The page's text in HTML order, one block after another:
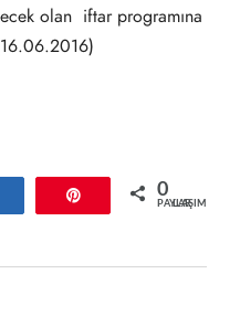
olan iftar programına
0
PAYLAŞIMLAR